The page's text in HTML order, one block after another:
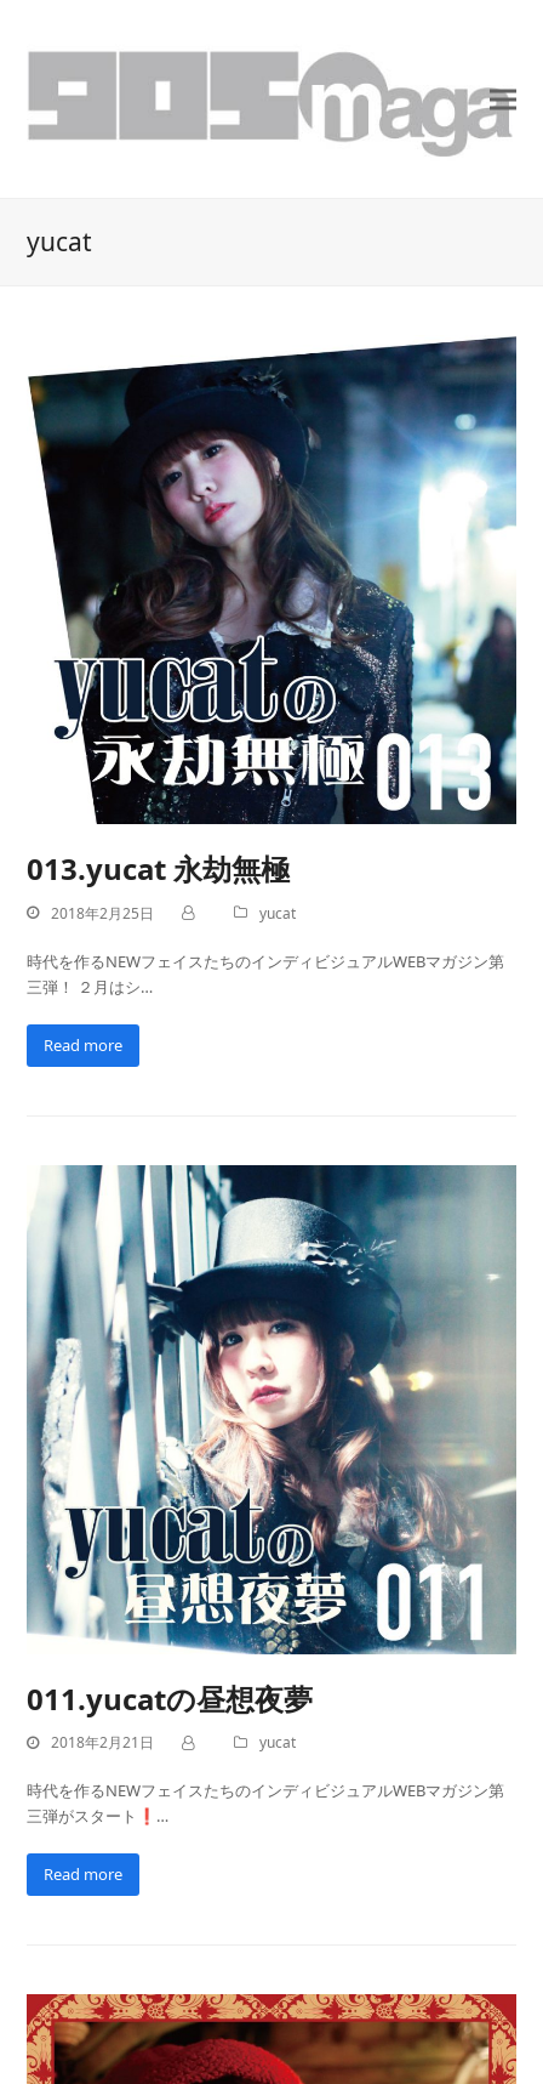
yucat
013.yucat 永劫無極
2018年2月25日 yucat
時代を作るNEWフェイスたちのインディビジュアルWEBマガジン第
三弾！ ２月はシ…
Read more
011.yucatの昼想夜夢
2018年2月21日 yucat
時代を作るNEWフェイスたちのインディビジュアルWEBマガジン第
三弾がスタート❗…
Read more